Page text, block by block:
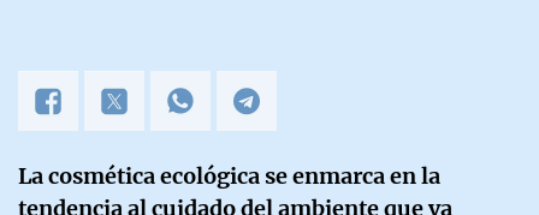
La cosmética ecológica se enmarca en la
tendencia al cuidado del ambiente que va